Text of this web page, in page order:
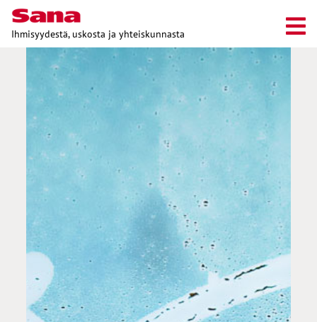
Ihmisyydestä, uskosta ja yhteiskunnasta